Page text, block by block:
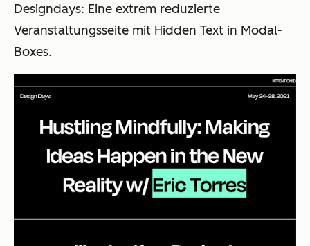
Designdays: Eine extrem reduzierte
Veranstaltungsseite mit Hidden Text in Modal-
Boxes.